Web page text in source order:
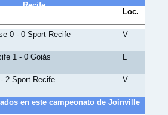
Recife
Loc.
0 - 0 Sport Recife V
1 - 0 Goiás L
2 Sport Recife V
en este campeonato de Joinville